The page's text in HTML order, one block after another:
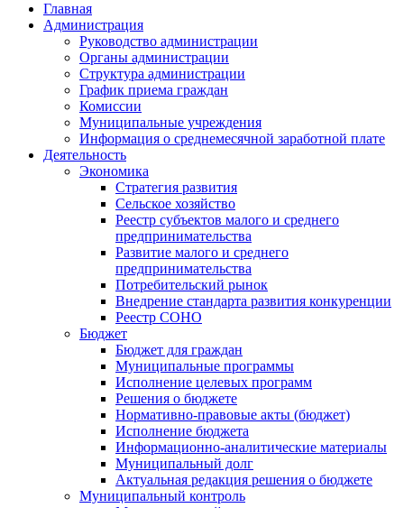
Главная
Администрация
Руководство администрации
Органы администрации
Структура администрации
График приема граждан
Комиссии
Муниципальные учреждения
Информация о среднемесячной заработной плате
Деятельность
Экономика
Стратегия развития
Сельское хозяйство
Реестр субъектов малого и среднего
предпринимательства
Развитие малого и среднего
предпринимательства
Потребительский рынок
Внедрение стандарта развития конкуренции
Реестр СОНО
Бюджет
Бюджет для граждан
Муниципальные программы
Исполнение целевых программ
Решения о бюджете
Нормативно-правовые акты (бюджет)
Исполнение бюджета
Информационно-аналитические материалы
Муниципальный долг
Актуальная редакция решения о бюджете
Муниципальный контроль